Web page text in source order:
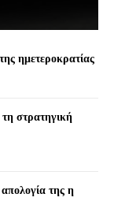
ημετεροκρατίας
στρατηγική
της η